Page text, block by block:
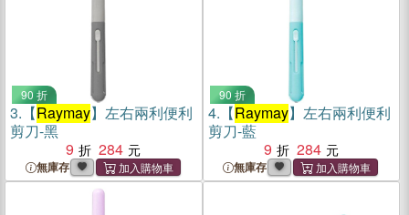
90 折
3. 【Raymay】左右兩利便利
剪刀-黑
9
284
無庫存
90 折
4. 【Raymay】左右兩利便利
剪刀-藍
9
284
無庫存